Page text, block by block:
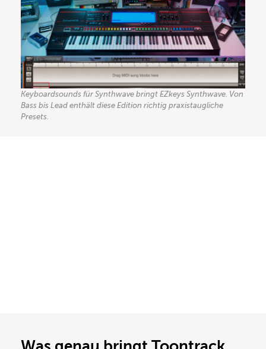
Keyboardsounds für Synthwave bringt EZkeys Synthwave. Von
Bass bis Lead enthält diese Edition richtig praxistaugliche
Presets.